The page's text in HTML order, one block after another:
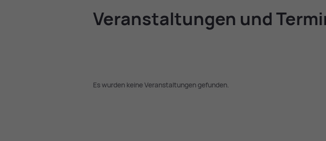
Ver­an­stal­tun­gen und
Es wurden keine Veranstaltungen gefunden.